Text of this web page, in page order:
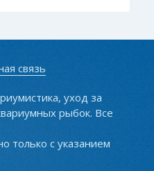
связь
уход за
рыбок. Все
только с указанием